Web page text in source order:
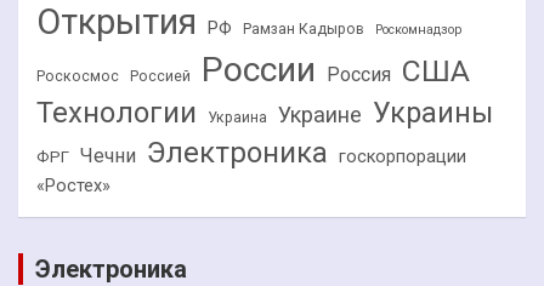
Открытия РФ Рамзан Кадыров Роскомнадзор
Роскосмос Россией России Россия США
Технологии Украина Украине Украины
ФРГ Чечни Электроника госкорпорации
«Ростех»
Электроника